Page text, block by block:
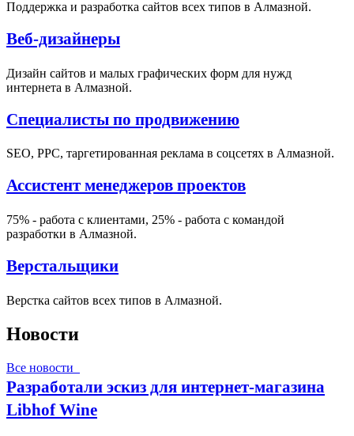
Поддержка и разработка сайтов всех типов в Алмазной.
Веб-дизайнеры
Дизайн сайтов и малых графических форм для нужд
интернета в Алмазной.
Специалисты по продвижению
SEO, PPC, таргетированная реклама в соцсетях в Алмазной.
Ассистент менеджеров проектов
75% - работа с клиентами, 25% - работа с командой
разработки в Алмазной.
Верстальщики
Верстка сайтов всех типов в Алмазной.
Новости
Все новости
Разработали эскиз для интернет-магазина
Libhof Wine